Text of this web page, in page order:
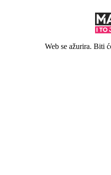
Web se ažurira. Biti